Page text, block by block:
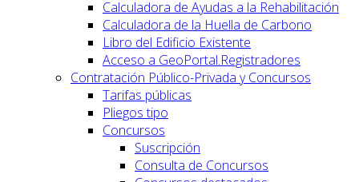
Calculadora de Ayudas a la Rehabilitación
Calculadora de la Huella de Carbono
Libro del Edificio Existente
Acceso a GeoPortal.Registradores
Contratación Público-Privada y Concursos
Tarifas públicas
Pliegos tipo
Concursos
Suscripción
Consulta de Concursos